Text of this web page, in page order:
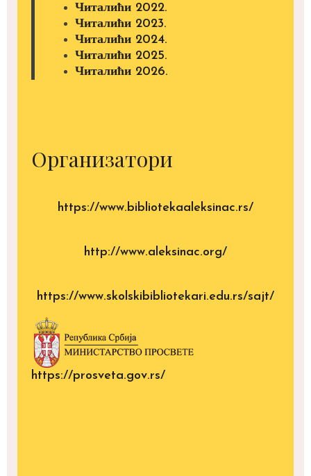
Читалићи 2022.
Читалићи 2023.
Читалићи 2024.
Читалићи 2025.
Читалићи 2026.
Организатори
https://www.bibliotekaaleksinac.rs/
http://www.aleksinac.org/
https://www.skolskibibliotekari.edu.rs/sajt/
https://prosveta.gov.rs/